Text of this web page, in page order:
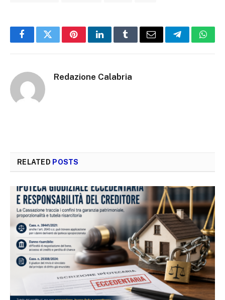
FacebookTwitterPinterestLinkedInTumblrEmail Telegram
Redazione Calabria
RELATED POSTS